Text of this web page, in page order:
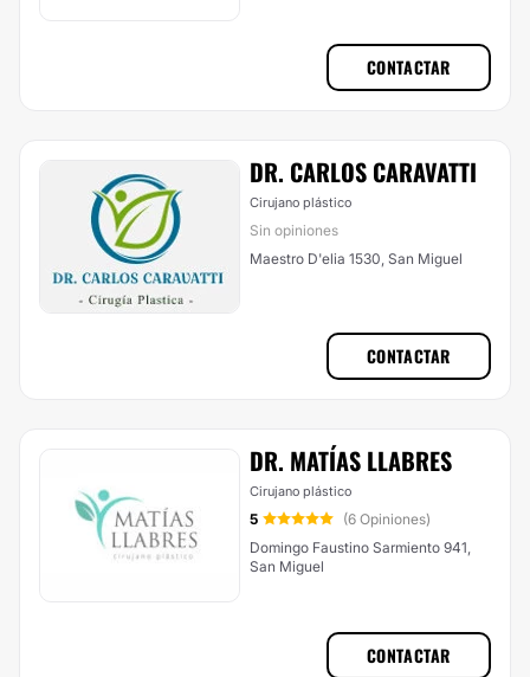
CONTACTAR
DR. CARLOS CARAVATTI
Cirujano plástico
Sin opiniones
Maestro D'elia 1530, San Miguel
CONTACTAR
DR. MATÍAS LLABRES
Cirujano plástico
5
(6 Opiniones)
Domingo Faustino Sarmiento 941,
San Miguel
CONTACTAR